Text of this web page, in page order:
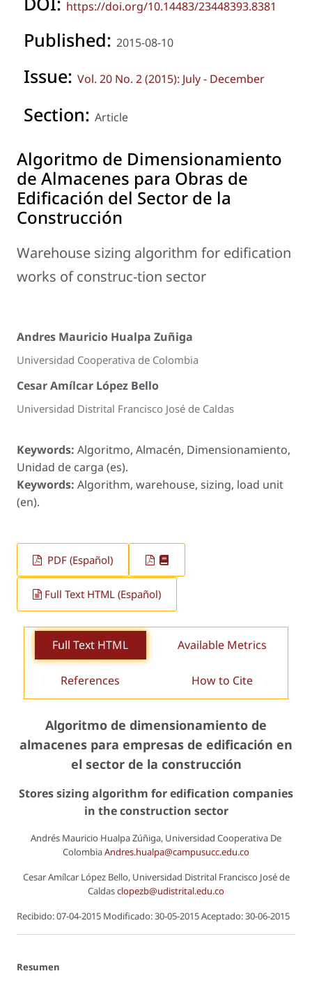
https://doi.org/10.14483/23448393.8381
Published: 2015-08-10
Issue: Vol. 20 No. 2 (2015): July - December
Section: Article
Algoritmo de Dimensionamiento
de Almacenes para Obras de
Edificación del Sector de la
Construcción
Warehouse sizing algorithm for edification
works of construc-tion sector
Andres Mauricio Hualpa Zuñiga
Universidad Cooperativa de Colombia
Cesar Amílcar López Bello
Universidad Distrital Francisco José de Caldas
Keywords: Algoritmo, Almacén, Dimensionamiento,
Unidad de carga (es).
Keywords: Algorithm, warehouse, sizing, load unit
(en).
PDF (Español)
Full Text HTML (Español)
Full Text HTML Available Metrics
References How to Cite
Algoritmo de dimensionamiento de
almacenes para empresas de edificación en
el sector de la construcción
Stores sizing algorithm for edification companies
in the construction sector
Andrés Mauricio Hualpa Zúñiga, Universidad Cooperativa De
ColombiaAndres.hualpa@campusucc.edu.co
Cesar Amílcar López Bello, Universidad Distrital Francisco José de
Caldasclopezb@udistrital.edu.co
Recibido: 07-04-2015 Modificado: 30-05-2015 Aceptado: 30-06-2015
Resumen